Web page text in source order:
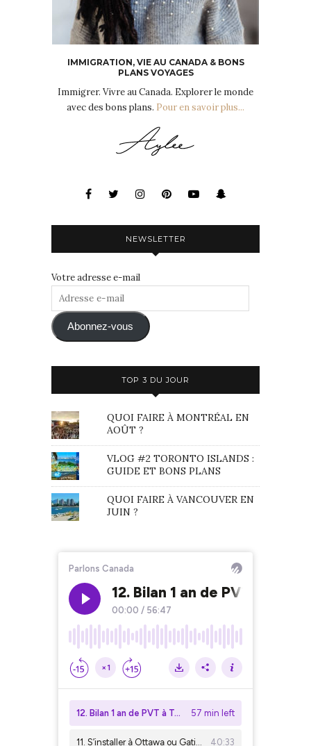
IMMIGRATION, VIE AU CANADA & BONS
PLANS VOYAGES
Immigrer. Vivre au Canada. Explorer le monde
avec des bons plans. Pour en savoir plus...
NEWSLETTER
Votre adresse e-mail
Adresse
mail Abonnez-vous
TOP 3 DU JOUR
QUOI FAIRE À MONTRÉAL EN
AOÛT ?
VLOG #2 TORONTO ISLANDS :
GUIDE ET BONS PLANS
QUOI FAIRE À VANCOUVER EN
JUIN ?